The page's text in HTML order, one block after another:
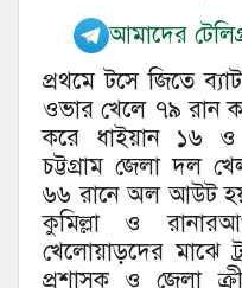
আমাদের
প্রথমে টসে জিতে
ওভার খেলে ৭৯ রান
করে ধাইয়ান ১৬ ও
চট্টগ্রাম জেলা দল
৬৬ রানে অল আউট
কুমিল্লা ও
খেলোয়াড়দের মাঝে
প্রশাসক ও জেলা